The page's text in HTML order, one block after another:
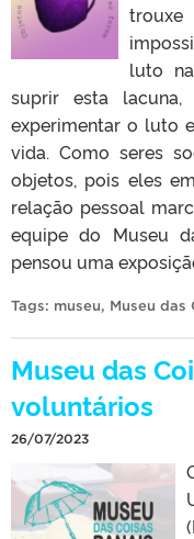
trouxe
luto
suprir esta lacuna,
experimentar o luto
vida. Como seres
objetos, pois eles
relação pessoal
equipe do Museu
pensou uma
Tags: museu, Museu das
Museu das
voluntários
26/07/2023